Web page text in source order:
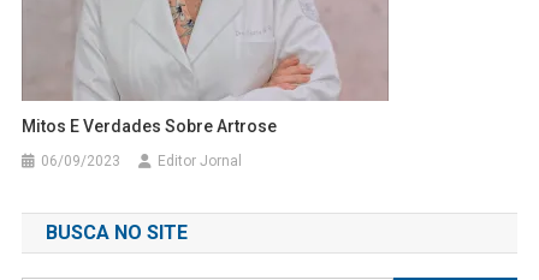
Mitos E Verdades Sobre Artrose
06/09/2023 Editor Jornal
BUSCA NO SITE